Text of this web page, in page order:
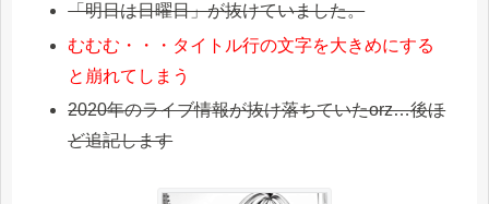
「明日は日曜日」が抜けていました。
むむむ・・・タイトル行の文字を大きめにする
と崩れてしまう
2020年のライブ情報が抜け落ちていたorz…後ほ
ど追記します